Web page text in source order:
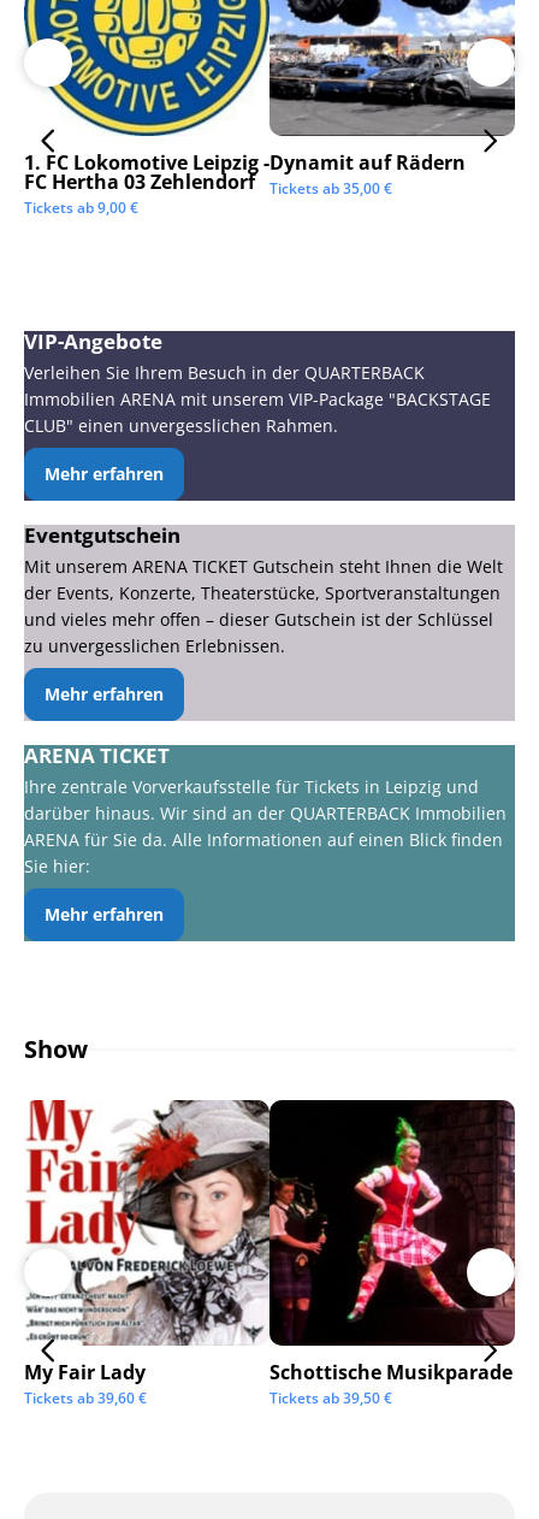
1. FC Lokomotive Leipzig -
FC Hertha 03 Zehlendorf
Tickets ab9,00€
Dynamit auf Rädern
Tickets ab35,00€
VIP-Angebote
Verleihen Sie Ihrem Besuch in der QUARTERBACK
Immobilien ARENA mit unserem VIP-Package "BACKSTAGE
CLUB" einen unvergesslichen Rahmen.
Mehr erfahren
Eventgutschein
Mit unserem ARENA TICKET Gutschein steht Ihnen die Welt
der Events, Konzerte, Theaterstücke, Sportveranstaltungen
und vieles mehr offen – dieser Gutschein ist der Schlüssel
zu unvergesslichen Erlebnissen.
Mehr erfahren
ARENA TICKET
Ihre zentrale Vorverkaufsstelle für Tickets in Leipzig und
darüber hinaus. Wir sind an der QUARTERBACK Immobilien
ARENA für Sie da. Alle Informationen auf einen Blick finden
Sie hier:
Mehr erfahren
Show
My Fair Lady
Tickets ab39,60€
Schottische Musikparade
Tickets ab39,50€